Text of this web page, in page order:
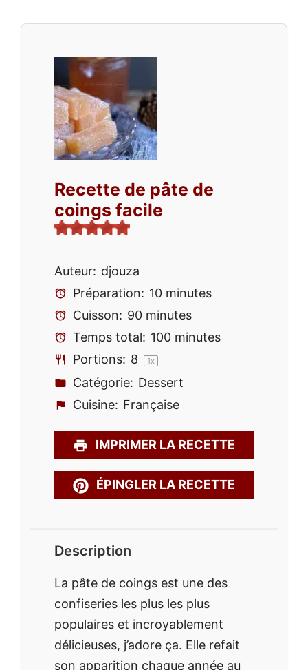
Recette de pâte de
coings facile
Auteur: djouza
Préparation: 10 minutes
Cuisson: 90 minutes
Temps total: 100 minutes
Portions: 8 1x
Catégorie: Dessert
Cuisine: Française
IMPRIMER LA RECETTE
ÉPINGLER LA RECETTE
Description
La pâte de coings est une des
confiseries les plus les plus
populaires et incroyablement
délicieuses, j’adore ça. Elle refait
son apparition chaque année au